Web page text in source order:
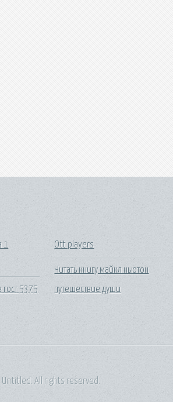
1
5375
Ott players
Читать книгу майкл ньютон
путешествие души
Untitled. All rights reserved.